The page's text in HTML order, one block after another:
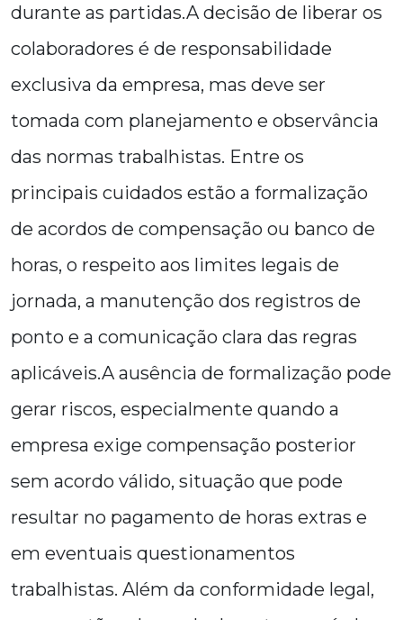
durante as partidas.A decisão de liberar os
colaboradores é de responsabilidade
exclusiva da empresa, mas deve ser
tomada com planejamento e observância
das normas trabalhistas. Entre os
principais cuidados estão a formalização
de acordos de compensação ou banco de
horas, o respeito aos limites legais de
jornada, a manutenção dos registros de
ponto e a comunicação clara das regras
aplicáveis.A ausência de formalização pode
gerar riscos, especialmente quando a
empresa exige compensação posterior
sem acordo válido, situação que pode
resultar no pagamento de horas extras e
em eventuais questionamentos
trabalhistas. Além da conformidade legal,